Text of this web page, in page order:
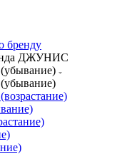
бренду
ДЖУНИС